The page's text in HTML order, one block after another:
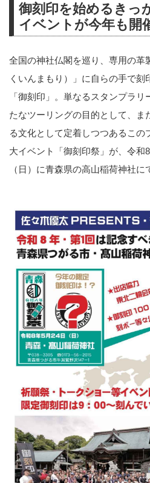
御刻印を始めるきっ
イベントが今年も開
全国の神社仏閣を巡り、専用の革
くいんまもり）」に自らの手で
「御刻印」。単なるスタンプラ
たなツーリングの目的として、ま
る文化として定着しつつあるこの
大イベント「御刻印祭」が、令和
（日）に青森県の高山稲荷神社に